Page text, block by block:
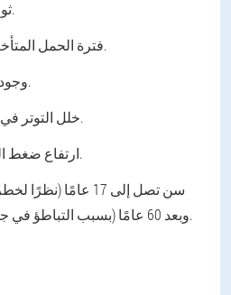
ثوران الطالب على الجلد.
فترة الحمل المتأخرة والرضاعة الطبيعية.
وجود مرض عقلي ومشاكل.
خلل التوتر في النبات الأوعية الدموية.
ارتفاع ضغط الدم وخفض ضغط الدم.
سن تصل إلى 17 عامًا
وبعد 60 عامًا (بسبب التباطؤ في جميع عمليات الاسترداد).